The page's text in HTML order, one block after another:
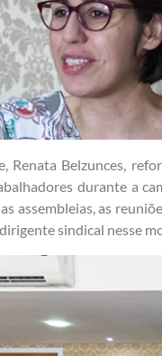
Renata Belzunces,
durante a
assembleias, as
sindical nesse